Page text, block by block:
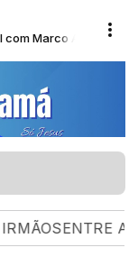
com Marco Aurélio
com Pr. Paulo